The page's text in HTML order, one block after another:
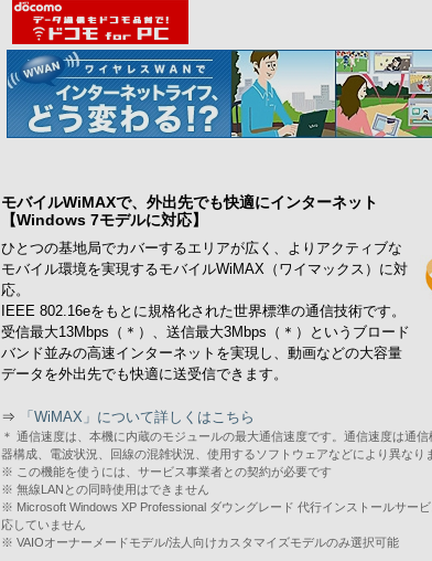
モバイルWiMAXで、外出先でも快適にインターネット
【Windows 7モデルに対応】
ひとつの基地局でカバーするエリアが広く、よりアクティブな
モバイル環境を実現するモバイルWiMAX（ワイマックス）に対
応。
IEEE 802.16eをもとに規格化された世界標準の通信技術です。
受信最大13Mbps（＊）、送信最大3Mbps（＊）というブロード
バンド並みの高速インターネットを実現し、動画などの大容量
データを外出先でも快適に送受信できます。
⇒ 「WiMAX」について詳しくはこちら
＊ 通信速度は、本機に内蔵のモジュールの最大通信速度です。通信速度は通
器構成、電波状況、回線の混雑状況、使用するソフトウェアなどにより異なり
※ この機能を使うには、サービス事業者との契約が必要です
※ 無線LANとの同時使用はできません
※ Microsoft Windows XP Professional ダウングレード 代行インストールサー
応していません
※ VAIOオーナーメードモデル/法人向けカスタマイズモデルのみ選択可能